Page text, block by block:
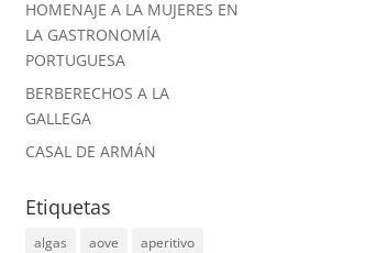
HOMENAJE A LA MUJERES EN
LA GASTRONOMÍA
PORTUGUESA
BERBERECHOS A LA
GALLEGA
CASAL DE ARMÁN
Etiquetas
algas aove
aperitivo